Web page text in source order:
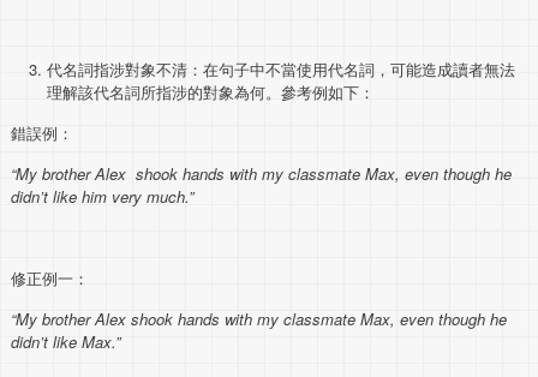
代名詞指涉對象不清：在句子中不當使用代名詞，可能造成讀者無法
理解該代名詞所指涉的對象為何。參考例如下：
錯誤例：
“My brother Alex shook hands with my classmate Max,even though he
didn’t like him very much.”
修正例一：
“My brother Alex shook hands with my classmate Max, even though he
didn’t like Max.”